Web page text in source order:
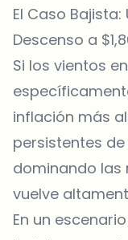
El Caso
Descenso a
Si los vientos
inflación más
persistentes
dominando las
vuelve
En un